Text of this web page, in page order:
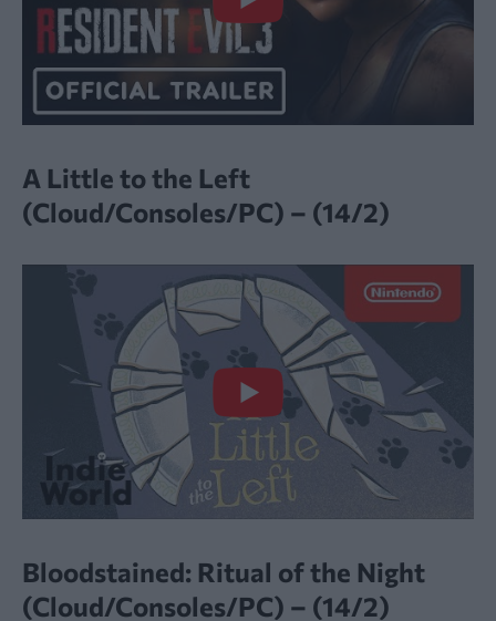
A Little to the Left
(Cloud/Consoles/PC) – (14/2)
Bloodstained: Ritual of the Night
(Cloud/Consoles/PC) – (14/2)